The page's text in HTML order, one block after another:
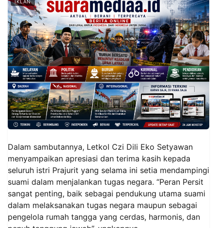
IKLAN
Dalam sambutannya, Letkol Czi Dili Eko Setyawan
menyampaikan apresiasi dan terima kasih kepada
seluruh istri Prajurit yang selama ini setia mendampingi
suami dalam menjalankan tugas negara. “Peran Persit
sangat penting, baik sebagai pendukung utama suami
dalam melaksanakan tugas negara maupun sebagai
pengelola rumah tangga yang cerdas, harmonis, dan